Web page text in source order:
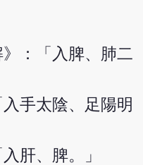
》：「入脾、肺二
入手太陰、足陽明
肝、脾。」